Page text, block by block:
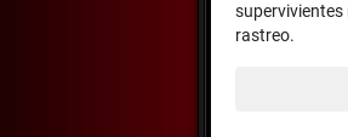
supervivientes
rastreo.